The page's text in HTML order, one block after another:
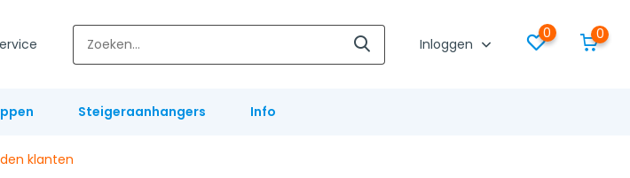
Inloggen
0 0
Steigeraanhangers Info
klanten